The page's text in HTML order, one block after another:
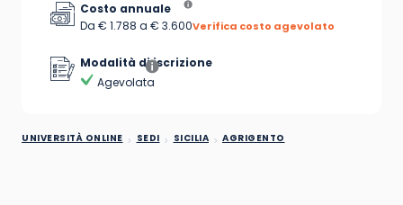
Costo annuale
Da € 1.788 a € 3.600Verifica costo agevolato
Modalità di iscrizione
Agevolata
UNIVERSITÀ ONLINE SEDI SICILIA AGRIGENTO